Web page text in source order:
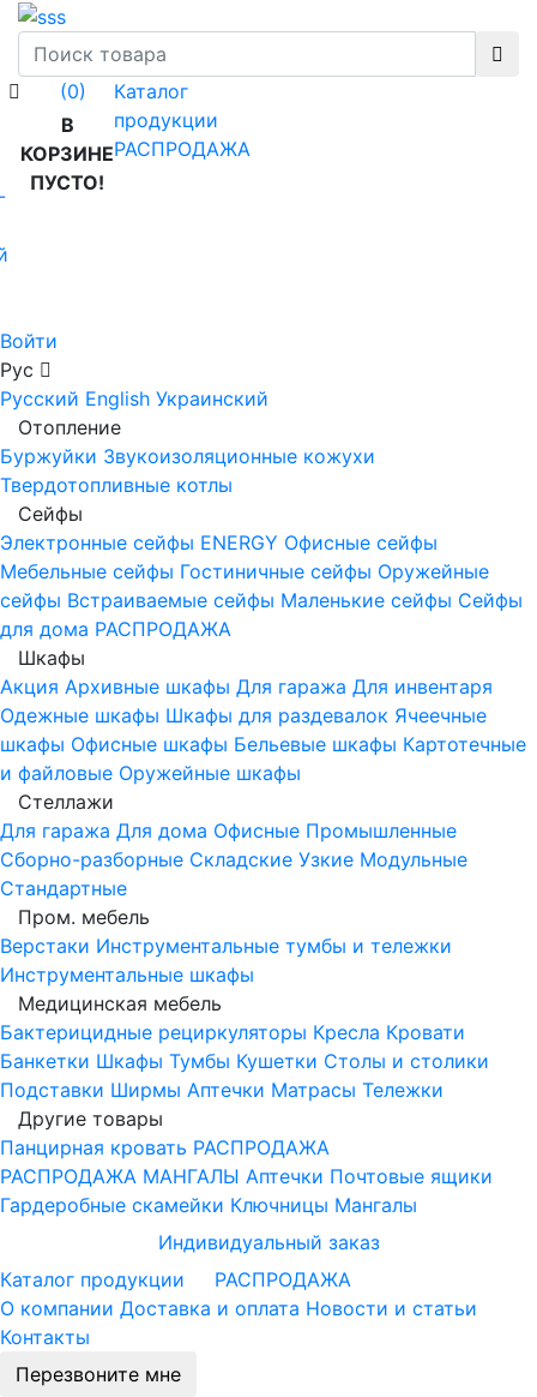
(0)
В
КОРЗИНЕ
ПУСТО!
Каталог
продукции
РАСПРОДАЖА
Войти
Рус
Русский English Украинский
Отопление
Буржуйки Звукоизоляционные кожухи
Твердотопливные котлы
Сейфы
Электронные сейфы ENERGY Офисные сейфы
Мебельные сейфы Гостиничные сейфы Оружейные
сейфы Встраиваемые сейфы Маленькие сейфы Сейфы
для дома РАСПРОДАЖА
Шкафы
Акция Архивные шкафы Для гаража Для инвентаря
Одежные шкафы Шкафы для раздевалок Ячеечные
шкафы Офисные шкафы Бельевые шкафы Картотечные
и файловые Оружейные шкафы
Стеллажи
Для гаража Для дома Офисные Промышленные
Сборно-разборные Складские Узкие Модульные
Стандартные
Пром. мебель
Верстаки Инструментальные тумбы и тележки
Инструментальные шкафы
Медицинская мебель
Бактерицидные рециркуляторы Кресла Кровати
Банкетки Шкафы Тумбы Кушетки Столы и столики
Подставки Ширмы Аптечки Матрасы Тележки
Другие товары
Панцирная кровать РАСПРОДАЖА
РАСПРОДАЖА МАНГАЛЫ Аптечки Почтовые ящики
Гардеробные скамейки Ключницы Мангалы
Индивидуальный заказ
Каталог продукции
РАСПРОДАЖА
О компании Доставка и оплата Новости и статьи
Контакты
Перезвоните мне